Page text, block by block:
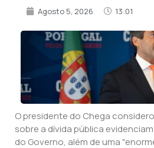
Agosto 5, 2026 13:01
O presidente do Chega
sobre a dívida pública
do Governo, além de uma